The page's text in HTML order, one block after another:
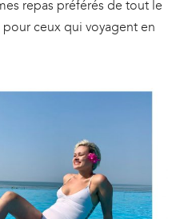
repas préférés de tout le
ceux qui voyagent en